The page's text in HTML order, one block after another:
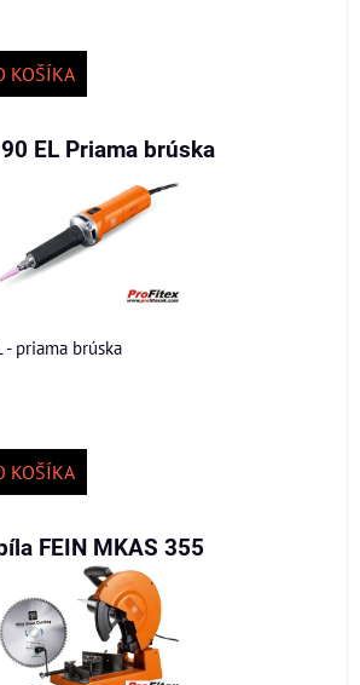
KOŠÍKA
EL Priama brúska
- priama brúska
KOŠÍKA
FEIN MKAS 355